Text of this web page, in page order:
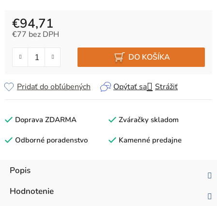
€94,71
€77 bez DPH
DO KOŠÍKA
Opýtať sa Strážiť
Pridať do obľúbených
Doprava ZDARMA Zváračky skladom
Odborné poradenstvo Kamenné predajne
Popis
Hodnotenie